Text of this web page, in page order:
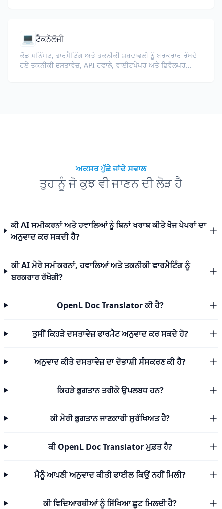
💻 ਟੈਕਨੋਲੋਜੀ
ਕੋਡ ਸਨਿੱਪਟ, ਫਾਰਮੈਟਿੰਗ ਅਤੇ ਤਕਨੀਕੀ ਸ਼ਬਦਾਵਲੀ ਨੂੰ ਬਰਕਰਾਰ ਰੱਖਦੇ
ਹੋਏ ਤਕਨੀਕੀ ਦਸਤਾਵੇਜ਼, API ਹਵਾਲੇ, ਵਾਈਟਪੇਪਰ ਅਤੇ ਡਿਵੈਲਪਰ
ਅਕਸਰ ਪੁੱਛੇ ਜਾਂਦੇ ਸਵਾਲ
ਤੁਹਾਨੂੰ ਜੋ ਕੁਝ ਵੀ ਜਾਣਨ ਦੀ ਲੋੜ ਹੈ
ਕੀ AI ਸਮੀਕਰਨਾਂ ਅਤੇ ਹਵਾਲਿਆਂ ਨੂੰ ਬਿਨਾਂ ਖਰਾਬ ਕੀਤੇ ਖੋਜ ਪੇਪਰਾਂ ਦਾ
ਅਨੁਵਾਦ ਕਰ ਸਕਦੀ ਹੈ?
ਕੀ AI ਮੇਰੇ ਸਮੀਕਰਨਾਂ, ਹਵਾਲਿਆਂ ਅਤੇ ਤਕਨੀਕੀ ਫਾਰਮੈਟਿੰਗ ਨੂੰ
ਬਰਕਰਾਰ ਰੱਖੇਗੀ?
OpenL Doc Translator ਕੀ ਹੈ?
ਤੁਸੀਂ ਕਿਹੜੇ ਦਸਤਾਵੇਜ਼ ਫਾਰਮੈਟ ਅਨੁਵਾਦ ਕਰ ਸਕਦੇ ਹੋ?
ਅਨੁਵਾਦ ਕੀਤੇ ਦਸਤਾਵੇਜ਼ ਦਾ ਦੋਭਾਸ਼ੀ ਸੰਸਕਰਣ ਕੀ ਹੈ?
ਕਿਹੜੇ ਭੁਗਤਾਨ ਤਰੀਕੇ ਉਪਲਬਧ ਹਨ?
ਕੀ ਮੇਰੀ ਭੁਗਤਾਨ ਜਾਣਕਾਰੀ ਸੁਰੱਖਿਅਤ ਹੈ?
ਕੀ OpenL Doc Translator ਮੁਫ਼ਤ ਹੈ?
ਮੈਨੂੰ ਆਪਣੀ ਅਨੁਵਾਦ ਕੀਤੀ ਫਾਈਲ ਕਿਉਂ ਨਹੀਂ ਮਿਲੀ?
ਕੀ ਵਿਦਿਆਰਥੀਆਂ ਨੂੰ ਸਿੱਖਿਆ ਛੂਟ ਮਿਲਦੀ ਹੈ?